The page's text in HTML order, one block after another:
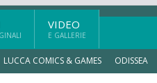
VIDEO
E GALLERIE
LUCCA COMICS & GAMES ODISSEA